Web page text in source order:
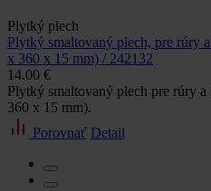
Plytký plech
Plytký smaltovaný plech, pre rúry
x 360 x 15 mm) / 242132
14.00 €
Plytký smaltovaný plech pre rúry
360 x 15 mm).
Porovnať Detail